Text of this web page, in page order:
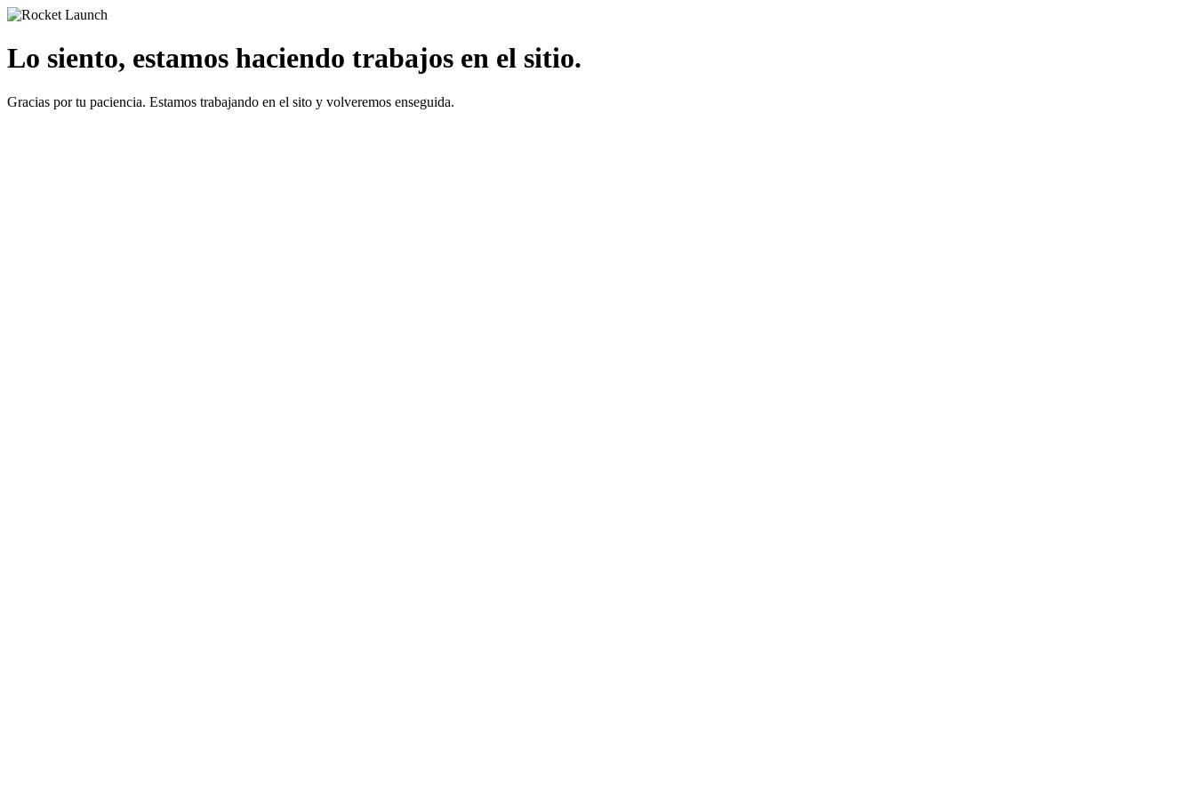
Lo siento, estamos haciendo trabajos en el sitio.
Gracias por tu paciencia. Estamos trabajando en el sito y volveremos enseguida.